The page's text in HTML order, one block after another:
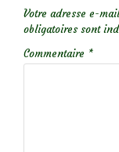
Votre adresse e-
obligatoires sont
Commentaire *